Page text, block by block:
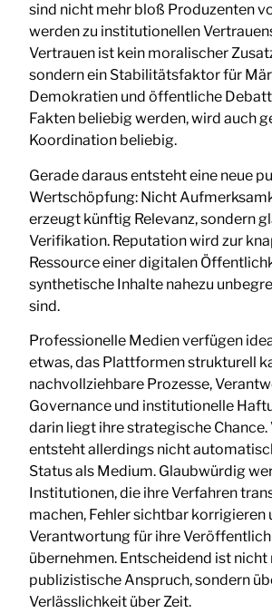
sind nicht mehr bloß Produzenten
werden zu institutionellen
Vertrauen ist kein moralischer
sondern ein Stabilitätsfaktor für
Demokratien und öffentliche
Fakten beliebig werden, wird auch
Koordination beliebig.
Gerade daraus entsteht eine neue
Wertschöpfung: Nicht
erzeugt künftig Relevanz, sondern
Verifikation. Reputation wird zur
Ressource einer digitalen
synthetische Inhalte nahezu
sind.
Professionelle Medien verfügen
etwas, das Plattformen strukturell
nachvollziehbare Prozesse,
Governance und institutionelle
darin liegt ihre strategische Chance.
entsteht allerdings nicht
Status als Medium. Glaubwürdig
Institutionen, die ihre Verfahren
machen, Fehler sichtbar korrigieren
Verantwortung für ihre
übernehmen. Entscheidend ist nicht
publizistische Anspruch, sondern
Verlässlichkeit über Zeit.